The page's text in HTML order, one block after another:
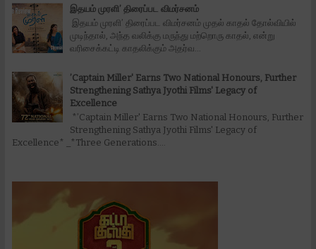
இதயம் முரளி’ திரைப்பட விமர்சனம்
இதயம் முரளி’ திரைப்பட விமர்சனம் முதல் காதல் தோல்வியில்
முடிந்தால், அந்த வலிக்கு மருந்து மற்றொரு காதல், என்று
வரிசைக்கட்டி காதலிக்கும் அதர்வ...
’Captain Miller' Earns Two National Honours, Further
Strengthening Sathya Jyothi Films' Legacy of
Excellence
*’Captain Miller' Earns Two National Honours, Further
Strengthening Sathya Jyothi Films' Legacy of
Excellence* _*Three Generations....